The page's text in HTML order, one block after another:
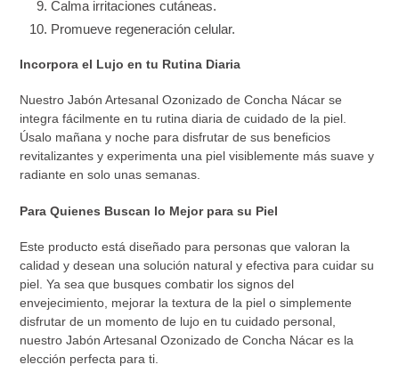
Calma irritaciones cutáneas.
Promueve regeneración celular.
Incorpora el Lujo en tu Rutina Diaria
Nuestro Jabón Artesanal Ozonizado de Concha Nácar se
integra fácilmente en tu rutina diaria de cuidado de la piel.
Úsalo mañana y noche para disfrutar de sus beneficios
revitalizantes y experimenta una piel visiblemente más suave y
radiante en solo unas semanas.
Para Quienes Buscan lo Mejor para su Piel
Este producto está diseñado para personas que valoran la
calidad y desean una solución natural y efectiva para cuidar su
piel. Ya sea que busques combatir los signos del
envejecimiento, mejorar la textura de la piel o simplemente
disfrutar de un momento de lujo en tu cuidado personal,
nuestro Jabón Artesanal Ozonizado de Concha Nácar es la
elección perfecta para ti.